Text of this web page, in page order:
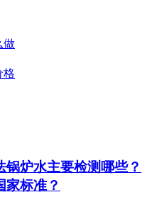
做
格
炉水主要检测哪些？
家标准？